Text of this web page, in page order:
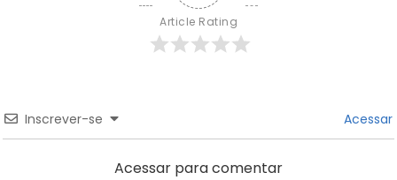
Article Rating
Inscrever-se Acessar
Acessar para comentar